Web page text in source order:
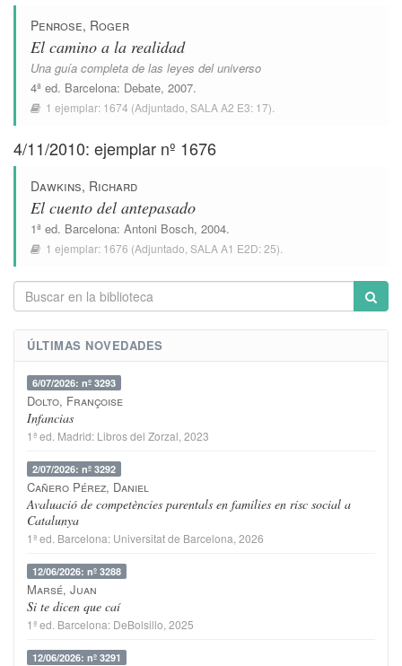
Penrose, Roger
El camino a la realidad
Una guía completa de las leyes del universo
4ª ed. Barcelona: Debate, 2007.
1 ejemplar: 1674 (Adjuntado, SALA A2 E3: 17).
4/11/2010: ejemplar nº 1676
Dawkins, Richard
El cuento del antepasado
1ª ed. Barcelona: Antoni Bosch, 2004.
1 ejemplar: 1676 (Adjuntado, SALA A1 E2D: 25).
ÚLTIMAS NOVEDADES
6/07/2026: nº 3293
Dolto, Françoise
Infancias
1ª ed. Madrid: Libros del Zorzal , 2023
2/07/2026: nº 3292
Cañero Pérez, Daniel
Avaluació de competències parentals en families en risc social a
Catalunya
1ª ed. Barcelona: Universitat de Barcelona , 2026
12/06/2026: nº 3288
Marsé, Juan
Si te dicen que caí
1ª ed. Barcelona: DeBolsillo , 2025
12/06/2026: nº 3291